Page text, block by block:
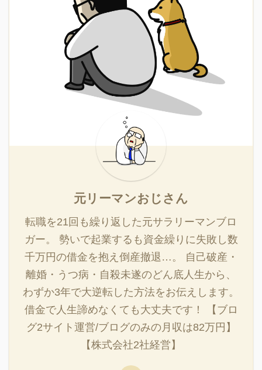
元リーマンおじさん
転職を21回も繰り返した元サラリーマンブロ
ガー。 勢いで起業するも資金繰りに失敗し数
千万円の借金を抱え倒産撤退…。 自己破産・
離婚・うつ病・自殺未遂のどん底人生から、
わずか3年で大逆転した方法をお伝えします。
借金で人生諦めなくても大丈夫です！ 【ブロ
グ2サイト運営/ブログのみの月収は82万円】
【株式会社2社経営】